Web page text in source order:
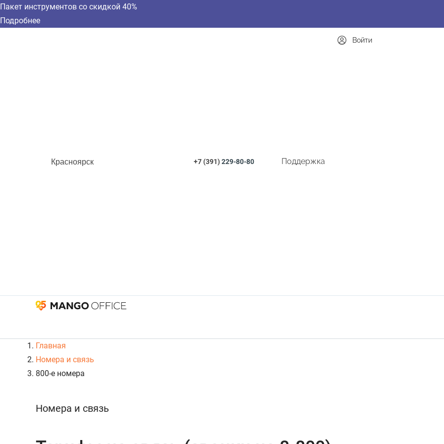
Пакет инструментов со скидкой 40%
Подробнее
Красноярск +7 (391)229-80-80 Поддержка
Войти
Главная
Номера и связь
800-е номера
Номера и связь